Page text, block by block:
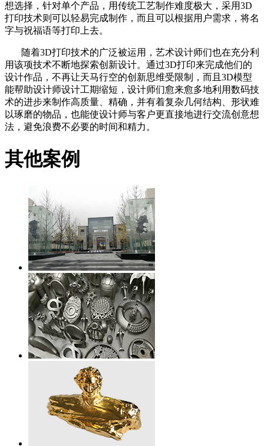
想选择，针对单个产品，用传统工艺制作难度极大，采用3D
打印技术则可以轻易完成制作，而且可以根据用户需求，将名
字与祝福语等打印上去。
随着3D打印技术的广泛被运用，艺术设计师们也在充分利
用该项技术不断地探索创新设计。通过3D打印来完成他们的
设计作品，不再让天马行空的创新思维受限制，而且3D模型
能帮助设计师设计工期缩短，设计师们愈来愈多地利用数码技
术的进步来制作高质量、精确，并有着复杂几何结构、形状难
以琢磨的物品，也能使设计师与客户更直接地进行交流创意想
法，避免浪费不必要的时间和精力。
其他案例